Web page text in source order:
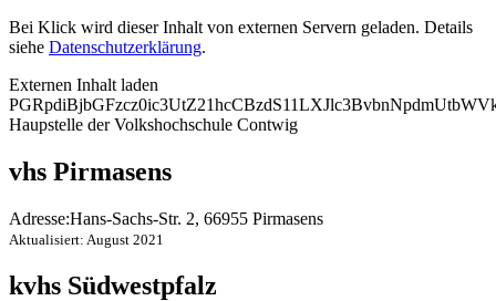
Bei Klick wird dieser Inhalt von externen Servern geladen. Details
siehe Datenschutzerklärung.
Externen Inhalt laden
Haupstelle der Volkshochschule Contwig
vhs Pirmasens
Adresse:Hans-Sachs-Str. 2, 66955 Pirmasens
Aktualisiert: August 2021
kvhs Südwestpfalz